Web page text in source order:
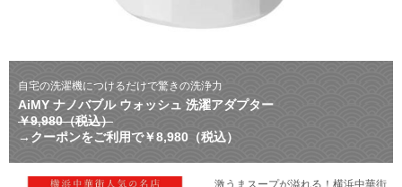
自宅の洗濯機につけるだけで驚きの洗浄力
AiMY ナノバブル ウォッシュ 洗濯アダプター
￥9,980（税込）
→クーポンをご利用で￥8,980（税込）
激うまスープが溢れる！横浜中華街